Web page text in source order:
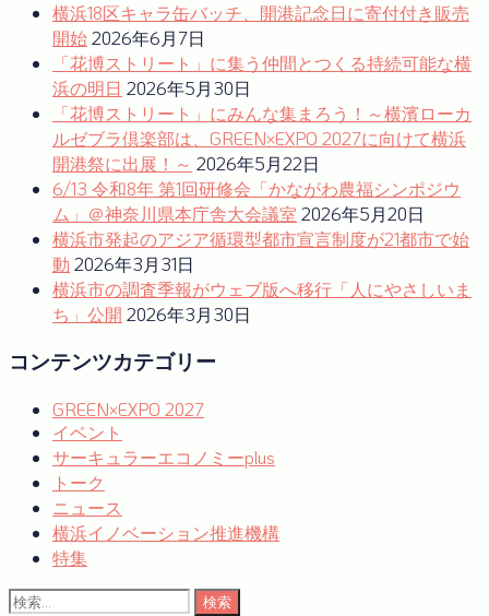
横浜18区キャラ缶バッチ、開港記念日に寄付付き販売
開始2026年6月7日
「花博ストリート」に集う仲間とつくる持続可能な横
浜の明日 2026年5月30日
「花博ストリート」にみんな集まろう！～横濱ローカ
ルゼブラ倶楽部は、GREEN×EXPO 2027に向けて横浜
開港祭に出展！～ 2026年5月22日
6/13 令和8年 第1回研修会「かながわ農福シンポジウ
ム」＠神奈川県本庁舎大会議室 2026年5月20日
横浜市発起のアジア循環型都市宣言制度が21都市で始
動 2026年3月31日
横浜市の調査季報がウェブ版へ移行「人にやさしいま
ち」公開 2026年3月30日
コンテンツカテゴリー
GREEN×EXPO 2027
イベント
サーキュラーエコノミーplus
トーク
ニュース
横浜イノベーション推進機構
特集
検